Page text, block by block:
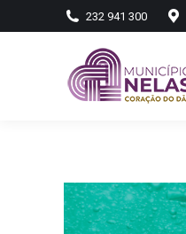
232 941 300